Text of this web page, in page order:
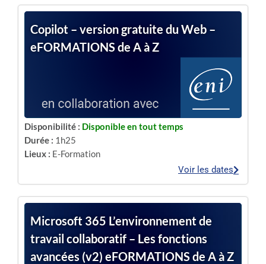
Copilot – version gratuite du Web –
eFORMATIONS de A à Z
Disponibilité : Disponible en tout temps
Durée : 1h25
Lieux : E-Formation
Voir les dates
Microsoft 365 L’environnement de
travail collaboratif – Les fonctions
avancées (v2) eFORMATIONS de A à Z